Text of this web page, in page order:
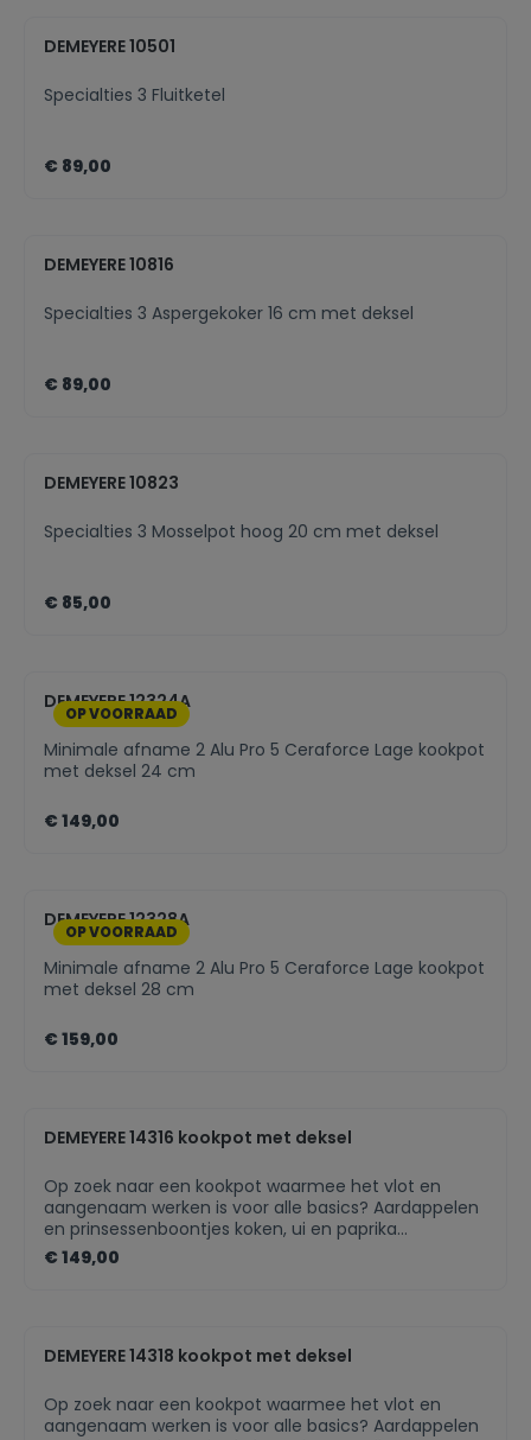
DEMEYERE 10501
Specialties 3 Fluitketel
€ 89,00
DEMEYERE 10816
Specialties 3 Aspergekoker 16 cm met deksel
€ 89,00
DEMEYERE 10823
Specialties 3 Mosselpot hoog 20 cm met deksel
€ 85,00
OP VOORRAAD
DEMEYERE 12324A
Minimale afname 2 Alu Pro 5 Ceraforce Lage kookpot
met deksel 24 cm
€ 149,00
OP VOORRAAD
DEMEYERE 12328A
Minimale afname 2 Alu Pro 5 Ceraforce Lage kookpot
met deksel 28 cm
€ 159,00
DEMEYERE 14316 kookpot met deksel
Op zoek naar een kookpot waarmee het vlot en
aangenaam werken is voor alle basics? Aardappelen
en prinsessenboontjes koken, ui en paprika
aanstoven, rijst bereiden … Reken op dit
superdegelijke model van 16 cm uit de Athena 5
alle kookplaten, ook inductie. Deze kookpot kan ook
warm wil houden. Het mooi vormgegeven deksel
past perfect. Hierdoor gaat er geen warmte of
€ 149,00
DEMEYERE 14318 kookpot met deksel
Op zoek naar een kookpot waarmee het vlot en
aangenaam werken is voor alle basics? Aardappelen